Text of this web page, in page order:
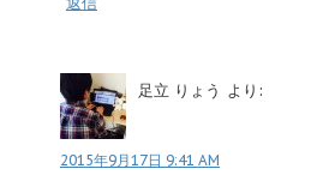
足立 りょう より:
2015年9月17日 9:41 AM